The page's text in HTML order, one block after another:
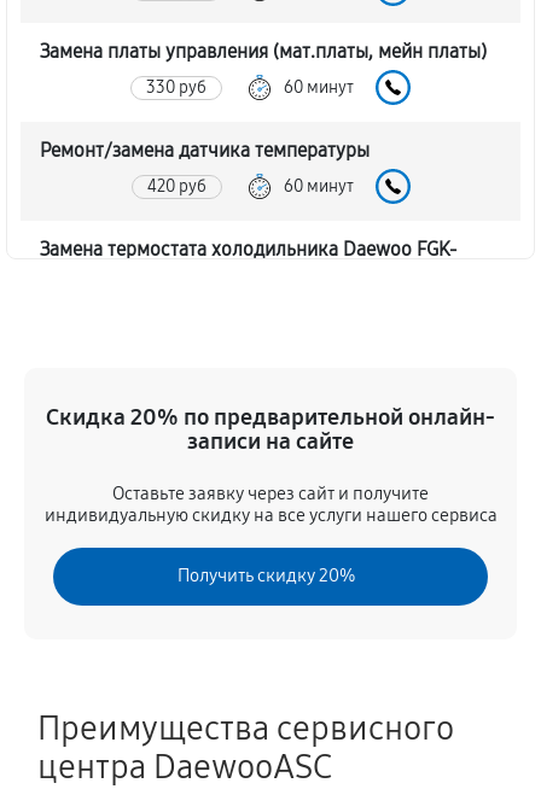
Замена платы управления (мат.платы, мейн платы)
330 руб 60 минут
Ремонт/замена датчика температуры
420 руб 60 минут
Замена термостата холодильника Daewoo FGK-
51EFG
940 руб 60 минут
Замена мотор-компрессора
380 руб 60 минут
Ремонт испарителя холодильника Daewoo FGK-
Перевешивание дверей
490 руб 60 минут
Скидка 20% по предварительной онлайн-
записи на сайте
Оставьте заявку через сайт и получите
индивидуальную скидку на все услуги нашего сервиса
Получить скидку 20%
Преимущества сервисного
центра DaewooASC